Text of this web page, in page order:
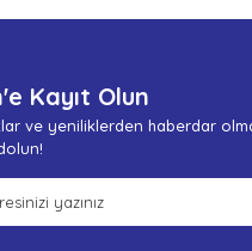
Kayıt Olun
ve yeniliklerden haberdar